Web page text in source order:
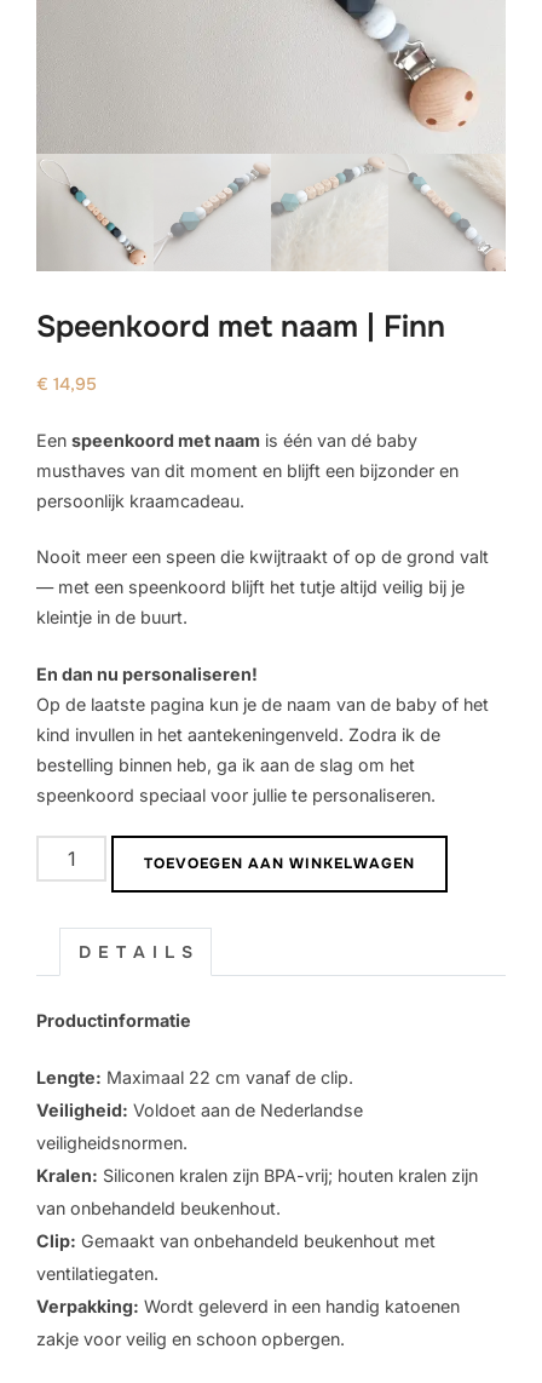
Speenkoord met naam | Finn
€ 14,95
Een speenkoord met naam is één van dé baby
musthaves van dit moment en blijft een bijzonder en
persoonlijk kraamcadeau.
Nooit meer een speen die kwijtraakt of op de grond valt
— met een speenkoord blijft het tutje altijd veilig bij je
kleintje in de buurt.
En dan nu personaliseren!
Op de laatste pagina kun je de naam van de baby of het
kind invullen in het aantekeningenveld. Zodra ik de
bestelling binnen heb, ga ik aan de slag om het
speenkoord speciaal voor jullie te personaliseren.
Speenkoord
met
Finn
TOEVOEGEN AAN WINKELWAGEN
D E T A I L S
Productinformatie
Lengte: Maximaal 22 cm vanaf de clip.
Veiligheid: Voldoet aan de Nederlandse
veiligheidsnormen.
Kralen: Siliconen kralen zijn BPA-vrij; houten kralen zijn
van onbehandeld beukenhout.
Clip: Gemaakt van onbehandeld beukenhout met
ventilatiegaten.
Verpakking: Wordt geleverd in een handig katoenen
zakje voor veilig en schoon opbergen.